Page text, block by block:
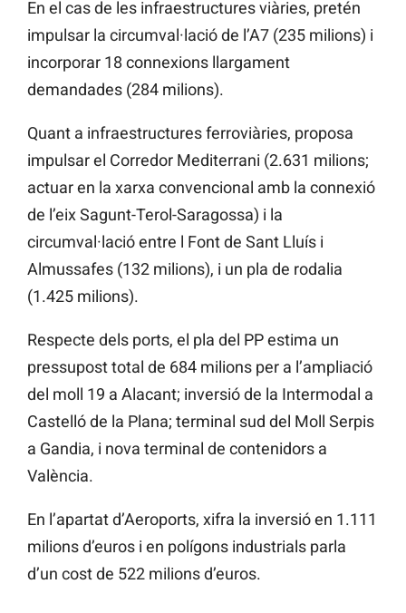
En el cas de les infraestructures viàries, pretén
impulsar la circumval·lació de l’A7 (235 milions) i
incorporar 18 connexions llargament
demandades (284 milions).
Quant a infraestructures ferroviàries, proposa
impulsar el Corredor Mediterrani (2.631 milions;
actuar en la xarxa convencional amb la connexió
de l’eix Sagunt-Terol-Saragossa) i la
circumval·lació entre l Font de Sant Lluís i
Almussafes (132 milions), i un pla de rodalia
(1.425 milions).
Respecte dels ports, el pla del PP estima un
pressupost total de 684 milions per a l’ampliació
del moll 19 a Alacant; inversió de la Intermodal a
Castelló de la Plana; terminal sud del Moll Serpis
a Gandia, i nova terminal de contenidors a
València.
En l’apartat d’Aeroports, xifra la inversió en 1.111
milions d’euros i en polígons industrials parla
d’un cost de 522 milions d’euros.